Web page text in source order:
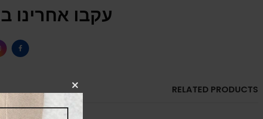
עקבו אחרינו
RELATED PRODUCTS
CLOSE
MODULE